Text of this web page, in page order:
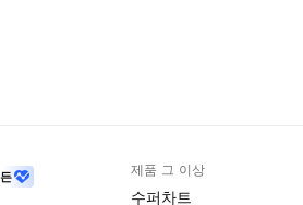
제품 그 이상
수퍼차트